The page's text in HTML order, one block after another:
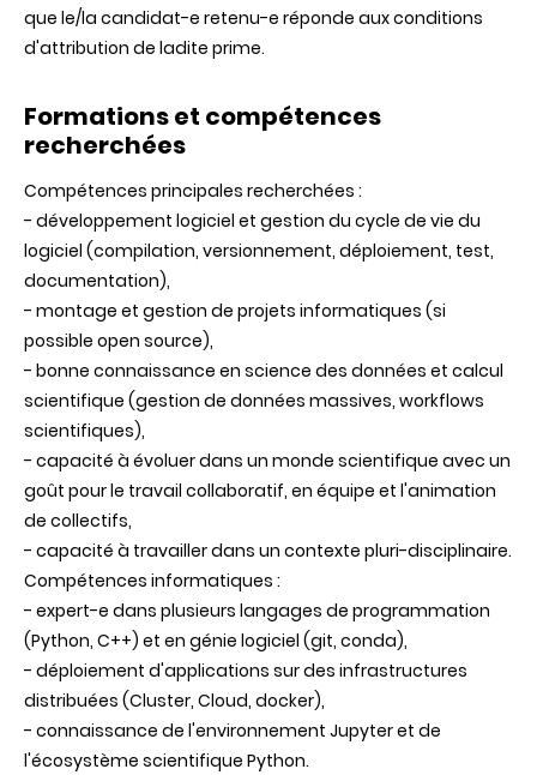
que le/la candidat-e retenu-e réponde aux conditions
d'attribution de ladite prime.
Formations et compétences
recherchées
Compétences principales recherchées :
- développement logiciel et gestion du cycle de vie du
logiciel (compilation, versionnement, déploiement, test,
documentation),
- montage et gestion de projets informatiques (si
possible open source),
- bonne connaissance en science des données et calcul
scientifique (gestion de données massives, workflows
scientifiques),
- capacité à évoluer dans un monde scientifique avec un
goût pour le travail collaboratif, en équipe et l'animation
de collectifs,
- capacité à travailler dans un contexte pluri-disciplinaire.
Compétences informatiques :
- expert-e dans plusieurs langages de programmation
(Python, C++) et en génie logiciel (git, conda),
- déploiement d'applications sur des infrastructures
distribuées (Cluster, Cloud, docker),
- connaissance de l'environnement Jupyter et de
l'écosystème scientifique Python.